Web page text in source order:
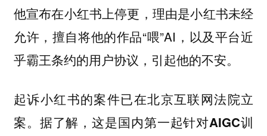
他宣布在小红书上停更，理由是小红书未经
允许，擅自将他的作品“喂”AI，以及平台近
乎霸王条约的用户协议，引起他的不安。
起诉小红书的案件已在北京互联网法院立
案。据了解，这是国内第一起针对AIGC训